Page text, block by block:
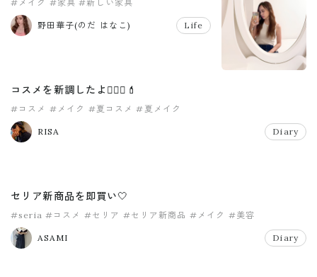
#メイク #家具 #新しい家具
野田華子(のだ はなこ) Life
コスメを新調したよ👱🏽‍♀️💄
#コスメ #メイク #夏コスメ #夏メイク
RISA Diary
セリア新商品を即買い🤍
#seria #コスメ #セリア #セリア新商品 #メイク #美容
ASAMI Diary